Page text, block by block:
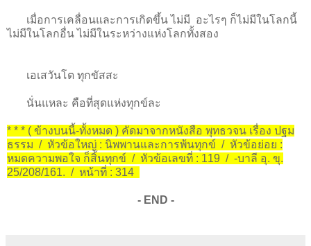
เมื่อการเคลื่อนและการเกิดขึ้น ไม่มี อะไรๆ ก็ไม่มีในโลกนี้
ไม่มีในโลกอื่น ไม่มีในระหว่างแห่งโลกทั้งสอง
เอเสวันโต ทุกขัสสะ
นั่นแหละ คือที่สุดแห่งทุกข์ละ
* * * ( ข้างบนนี้-ทั้งหมด ) คัดมาจากหนังสือ พุทธวจน เรื่อง ปฐม
ธรรม / หัวข้อใหญ่ : นิพพานและการพ้นทุกข์ / หัวข้อย่อย :
หมดความพอใจ ก็สิ้นทุกข์ / หัวข้อเลขที่ : 119 / -บาลี อุ. ขุ.
25/208/161. / หน้าที่ : 314
- END -